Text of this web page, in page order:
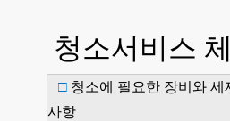
청소서비스
□ 청소에 필요한 장비와 세
사항